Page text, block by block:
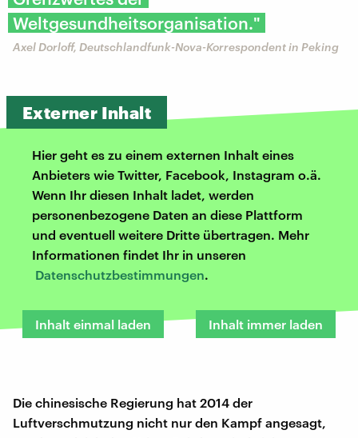
Weltgesundheitsorganisation."
Axel Dorloff, Deutschlandfunk-Nova-Korrespondent in Peking
Externer Inhalt
Hier geht es zu einem externen Inhalt eines
Anbieters wie Twitter, Facebook, Instagram o.ä.
Wenn Ihr diesen Inhalt ladet, werden
personenbezogene Daten an diese Plattform
und eventuell weitere Dritte übertragen. Mehr
Informationen findet Ihr in unseren
Datenschutzbestimmungen.
Inhalt einmal laden Inhalt immer laden
Die chinesische Regierung hat 2014 der
Luftverschmutzung nicht nur den Kampf angesagt,